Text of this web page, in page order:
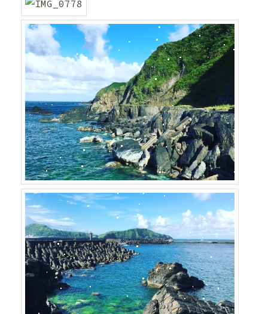
❆
❆
❅